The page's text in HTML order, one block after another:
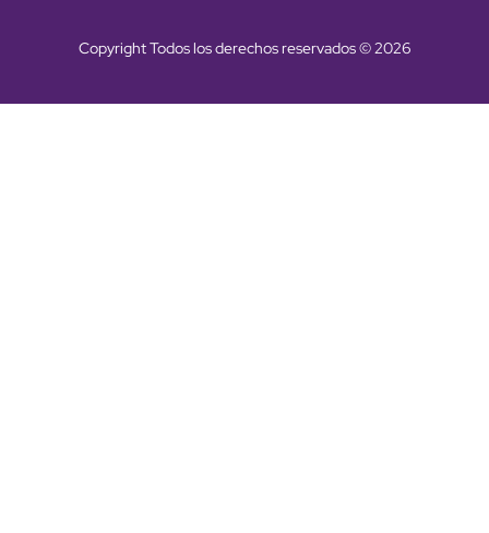
Copyright Todos los derechos reservados © 2026